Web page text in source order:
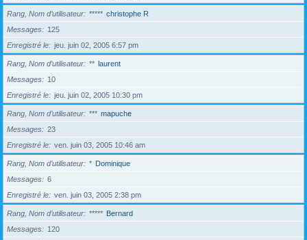
Rang, Nom d’utilisateur ***** christophe R
Messages
125
Enregistré le
jeu. juin 02, 2005 6:57 pm
Rang, Nom d’utilisateur ** laurent
Messages
10
Enregistré le
jeu. juin 02, 2005 10:30 pm
Rang, Nom d’utilisateur *** mapuche
Messages
23
Enregistré le
ven. juin 03, 2005 10:46 am
Rang, Nom d’utilisateur * Dominique
Messages
6
Enregistré le
ven. juin 03, 2005 2:38 pm
Rang, Nom d’utilisateur ***** Bernard
Messages
120